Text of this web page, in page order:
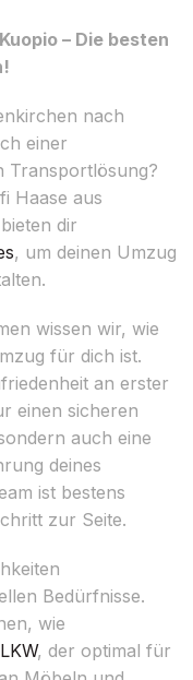
– Die besten
nach
einer
Transportlösung?
Haase aus
dir
, um deinen Umzug
wissen wir, wie
für dich ist.
an erster
einen sicheren
auch eine
deines
ist bestens
zur Seite.
Bedürfnisse.
wie
LKW, der optimal für